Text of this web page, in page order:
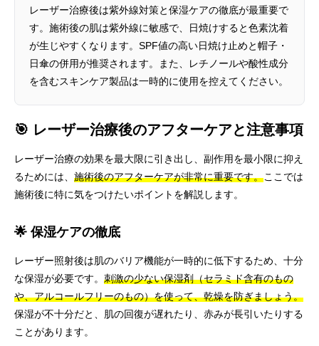
レーザー治療後は紫外線対策と保湿ケアの徹底が最重要で
す。施術後の肌は紫外線に敏感で、日焼けすると色素沈着
が生じやすくなります。SPF値の高い日焼け止めと帽子・
日傘の併用が推奨されます。また、レチノールや酸性成分
を含むスキンケア製品は一時的に使用を控えてください。
🎯 レーザー治療後のアフターケアと注意事項
レーザー治療の効果を最大限に引き出し、副作用を最小限に抑え
るためには、 施術後のアフターケアが非常に重要です。ここでは
施術後に特に気をつけたいポイントを解説します。
🌟 保湿ケアの徹底
レーザー照射後は肌のバリア機能が一時的に低下するため、十分
な保湿が必要です。 刺激の少ない保湿剤（セラミド含有のもの
や、アルコールフリーのもの）を使って、乾燥を防ぎましょう。
保湿が不十分だと、肌の回復が遅れたり、赤みが長引いたりする
ことがあります。